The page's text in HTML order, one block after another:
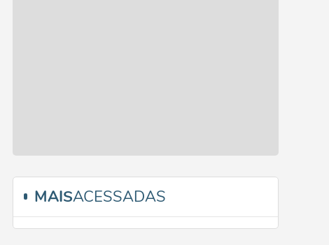
MAISACESSADAS